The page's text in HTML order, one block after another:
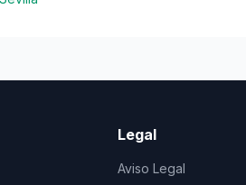
Legal
Aviso Legal